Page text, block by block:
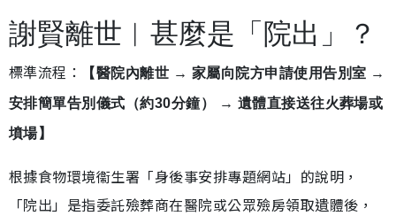
謝賢離世︱甚麼是「院出」？
標準流程：
【醫院內離世 → 家屬向院方申請使用告別室 →
安排簡單告別儀式（約30分鐘） → 遺體直接送往火葬場或
墳場】
根據食物環境衞生署「身後事安排專題網站」的說明，
「院出」是指委託殮葬商在醫院或公眾殮房領取遺體後，